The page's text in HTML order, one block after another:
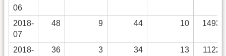
06
2018-
07
48 9 44 10 1493
2018-
36 3 34 13 1122